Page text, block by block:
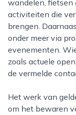
wandelen, fietsen
activiteiten die
brengen.
onder meer via
evenementen.
zoals actuele
de vermelde
Het werk van geldersch landschap en kasteelen draait
om het bewaren